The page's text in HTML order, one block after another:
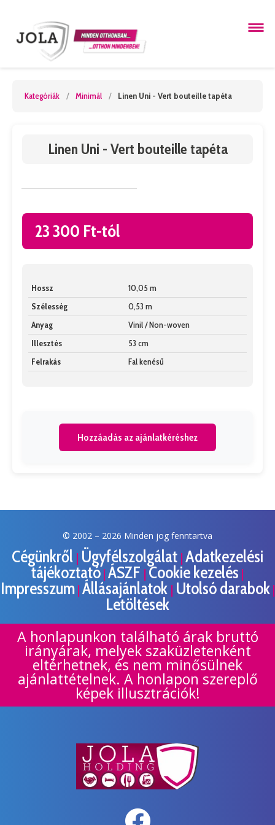
Kategóriák / Minimál / Linen Uni - Vert bouteille tapéta
Linen Uni - Vert bouteille tapéta
23 300 Ft-tól
Hossz
10,05 m
Szélesség
0,53 m
Anyag
Vinil / Non-woven
Illesztés
53 cm
Felrakás
Fal kenésű
Hozzáadás az ajánlatkéréshez
© 2002 – 2026 Minden jog fenntartva
Cégünkről | Ügyfélszolgálat | Adatkezelési
tájékoztató | ÁSZF | Cookie kezelés |
Impresszum| Állásajánlatok | Utolsó darabok|
Letöltések
A honlapunkon található árak bruttó
irányárak, melyek szaküzletenként
eltérhetnek, és nem minősülnek
ajánlattételnek. A honlapon szereplő
képek illusztrációk!